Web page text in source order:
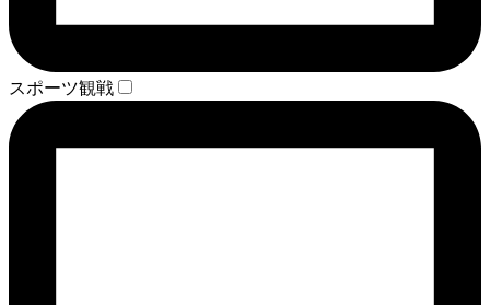
スポーツ観戦